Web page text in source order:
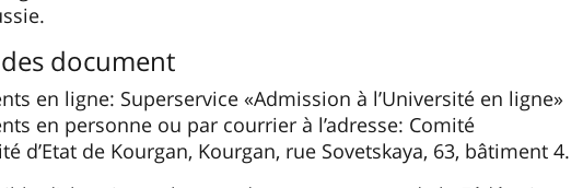
œuvre des programmes éducatifs conjoints avec des
est dispensé en russe avec une mise en œuvre éventuelle
étrangères.
perspectives académiques et culturelles, accès aux